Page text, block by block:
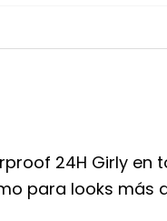
24H Girly en
para looks más